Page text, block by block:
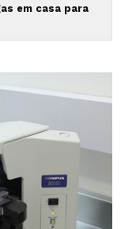
em casa para